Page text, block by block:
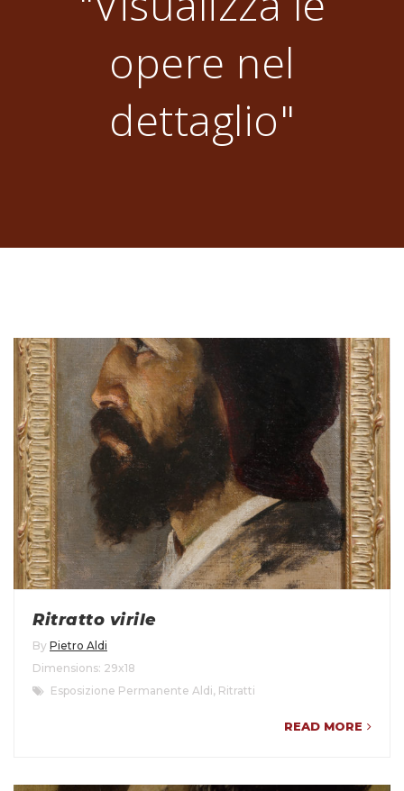
opere nel
dettaglio"
Ritratto virile
By Pietro Aldi
Dimensions: 29x18
Esposizione Permanente Aldi, Ritratti
READ MORE